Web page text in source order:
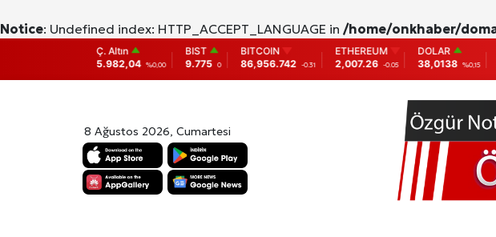
Notice: Undefined index: HTTP_ACCEPT_LANGUAGE in /home/onkhaber/
BIST
9.775 0
BITCOIN
86,956.742
ETHEREUM
2,007.26
-0.05
DOLAR
38,0138
%0,15
EURO
41,0061
%-0,16
8 Ağustos 2026, Cumartesi